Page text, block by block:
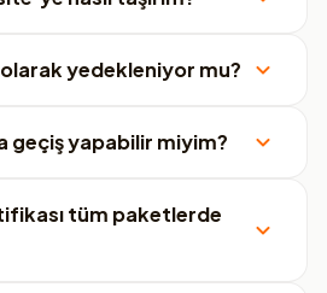
yedekleniyor mu?
geçiş yapabilir miyim?
tüm paketlerde